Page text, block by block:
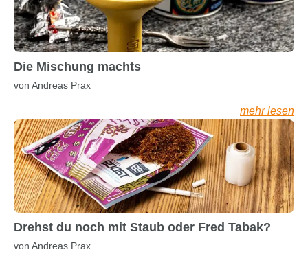
Die Mischung machts
von Andreas Prax
mehr lesen
Drehst du noch mit Staub oder Fred Tabak?
von Andreas Prax